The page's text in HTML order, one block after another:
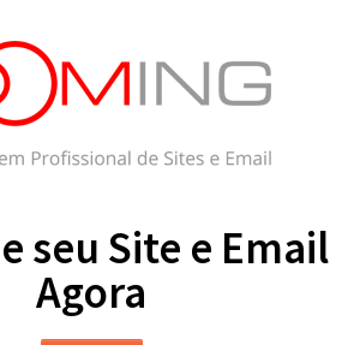
seu Site e Email
Agora